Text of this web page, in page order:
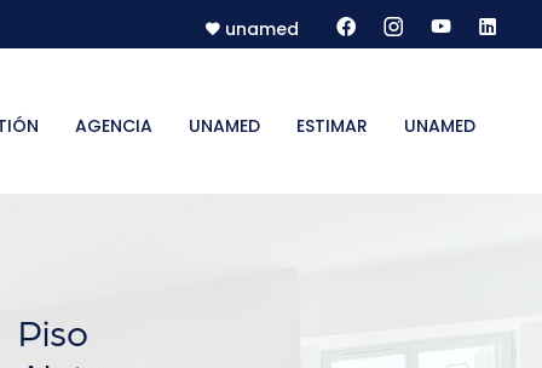
unamed
AGENCIA UNAMED ESTIMAR UNAMED
Piso